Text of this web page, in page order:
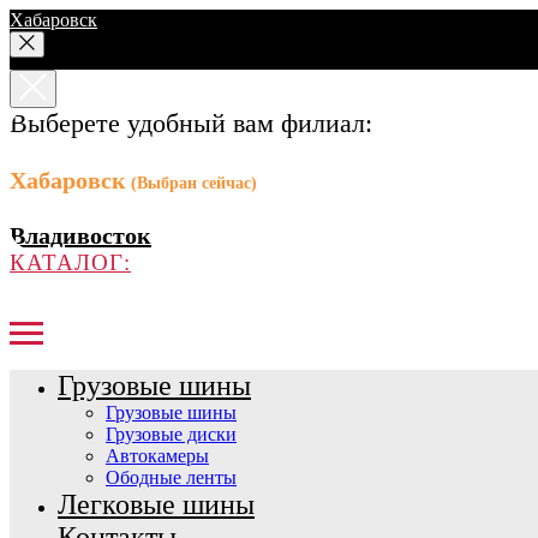
Хабаровск
Выберете удобный вам филиал:
Хабаровск (Выбран сейчас)
Владивосток
КАТАЛОГ:
Грузовые шины
Грузовые шины
Грузовые диски
Автокамеры
Ободные ленты
Легковые шины